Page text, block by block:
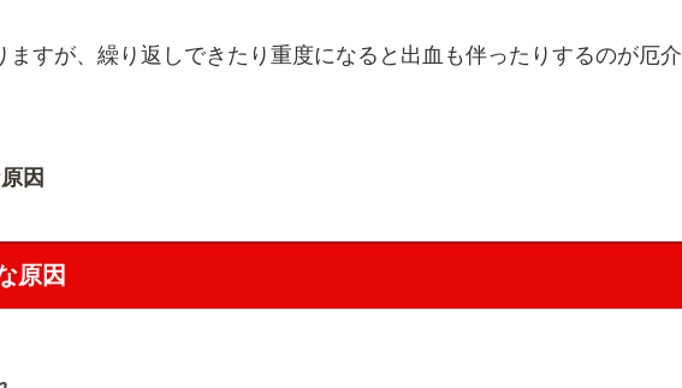
すが、繰り返しできたり重度になると出血も伴ったりするのが厄介
因
原因